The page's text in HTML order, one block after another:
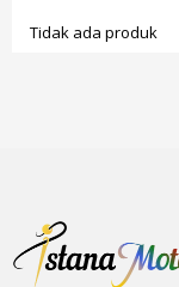
Tidak ada produk